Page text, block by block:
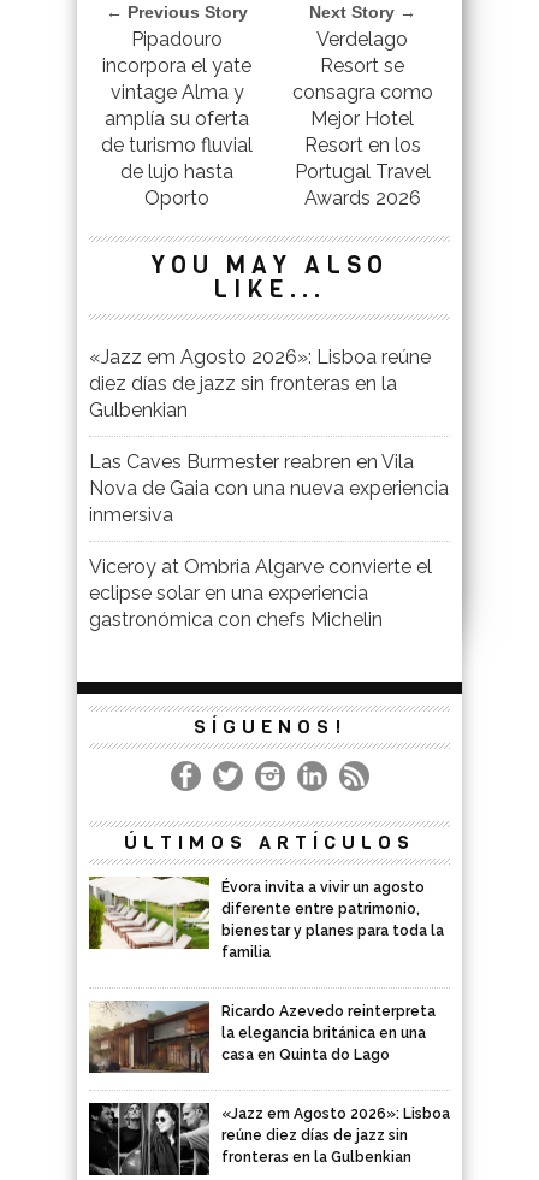
← Previous Story
Pipadouro
incorpora el yate
vintage Alma y
amplía su oferta
de turismo fluvial
de lujo hasta
Oporto
Next Story →
Verdelago
Resort se
consagra como
Mejor Hotel
Resort en los
Portugal Travel
Awards 2026
YOU MAY ALSO
LIKE...
«Jazz em Agosto 2026»: Lisboa reúne
diez días de jazz sin fronteras en la
Gulbenkian
Las Caves Burmester reabren en Vila
Nova de Gaia con una nueva experiencia
inmersiva
Viceroy at Ombria Algarve convierte el
eclipse solar en una experiencia
gastronómica con chefs Michelin
SÍGUENOS!
ÚLTIMOS ARTÍCULOS
Évora invita a vivir un agosto
diferente entre patrimonio,
bienestar y planes para toda la
familia
Ricardo Azevedo reinterpreta
la elegancia británica en una
casa en Quinta do Lago
«Jazz em Agosto 2026»: Lisboa
reúne diez días de jazz sin
fronteras en la Gulbenkian